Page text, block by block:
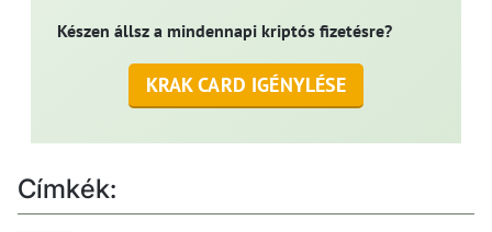
Készen állsz a mindennapi kriptós fizetésre?
KRAK CARD IGÉNYLÉSE
Címkék: